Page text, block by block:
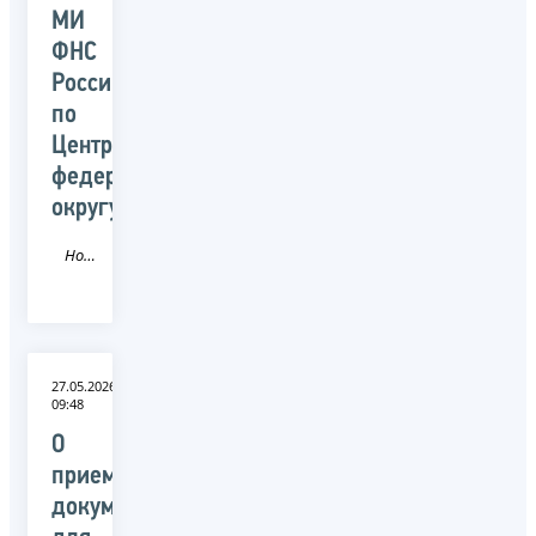
МИ
ФНС
России
по
Центральному
федеральному
округу
Новость
27.05.2026
09:48
О
приеме
документов